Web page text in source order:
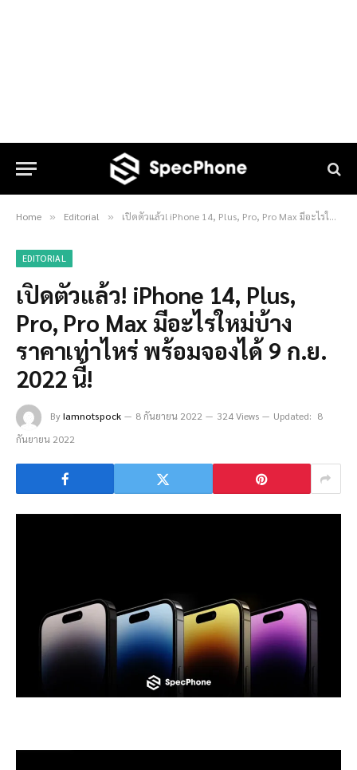
Home » Editorial » เปิดตัวแล้ว! iPhone 14, Plus, Pro, Pro Max มีอะไรใหม่บ้าง ราคาเท่าไหร่ พร้อมจองได้ 9 ก.ย. 2022 นี้!
EDITORIAL
เปิดตัวแล้ว! iPhone 14, Plus,
Pro, Pro Max มีอะไรใหม่บ้าง
ราคาเท่าไหร่ พร้อมจองได้ 9 ก.ย.
2022 นี้!
ByIamnotspock 8 กันยายน 2022 324 Views Updated: 8
กันยายน 2022